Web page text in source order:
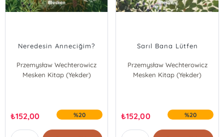
Neredesin Anneciğim?
Przemysław Wechterowicz
Emilia Dziubak
Mesken Kitap (Yekder)
₺152,00 %20
Sarıl Bana Lütfen
Przemysław Wechterowicz
Emilia Dziubak
Mesken Kitap (Yekder)
₺152,00 %20